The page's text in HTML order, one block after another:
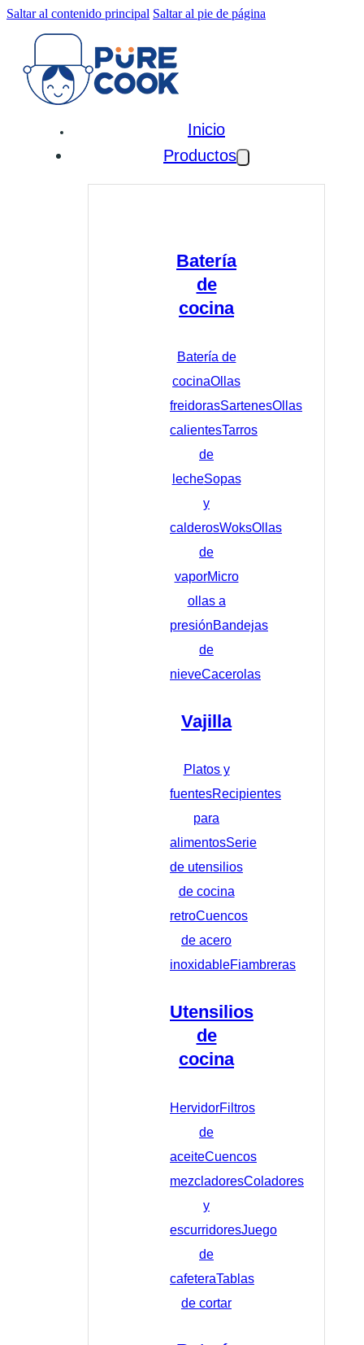
Saltar al contenido principal Saltar al pie de página
Inicio
Productos
Batería
de
cocina
Batería de
cocinaOllas
freidorasSartenesOllas
calientesTarros
de
lecheSopas
y
calderosWoksOllas
de
vaporMicro
ollas a
presiónBandejas
de
nieveCacerolas
Vajilla
Platos y
fuentesRecipientes
para
alimentosSerie
de utensilios
de cocina
retroCuencos
de acero
inoxidableFiambreras
Utensilios
de
cocina
HervidorFiltros
de
aceiteCuencos
mezcladoresColadores
y
escurridoresJuego
de
cafeteraTablas
de cortar